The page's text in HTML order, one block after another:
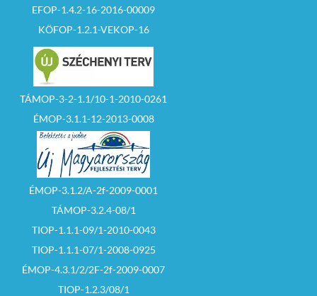
EFOP-1.4.2-16-2016-00009
KÖFOP-1.2.1-VEKOP-16
TÁMOP-3-2-1.1/10-1-2010-0261
ÉMOP-3.1.1-12-2013-0008
ÉMOP-3.1.2/A-2f-2009-0001
TÁMOP-3.2.4-08/1
TIOP-1.1.1-09/1-2010-0043
TIOP-1.1.1-07/1-2008-0925
ÉMOP-4.3.1/2/2F-2f-2009-0007
TIOP-1.2.3/08/1